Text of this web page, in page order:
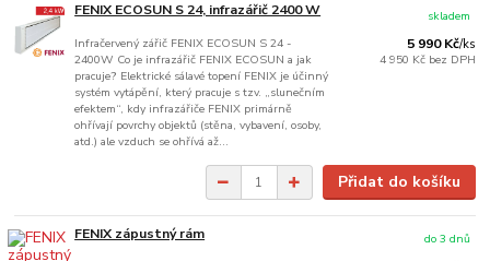
FENIX ECOSUN S 24, infrazářič 2400 W
Infračervený zářič FENIX ECOSUN S 24 -
2400W Co je infrazářič FENIX ECOSUN a jak
pracuje? Elektrické sálavé topení FENIX je účinný
systém vytápění, který pracuje s tzv. „slunečním
efektem“, kdy infrazářiče FENIX primárně
ohřívají povrchy objektů (stěna, vybavení, osoby,
atd.) ale vzduch se ohřívá až...
5 990 Kč/ks
4 950 Kč bez DPH
skladem
Přidat do košíku
FENIX zápustný rám do 3 dnů